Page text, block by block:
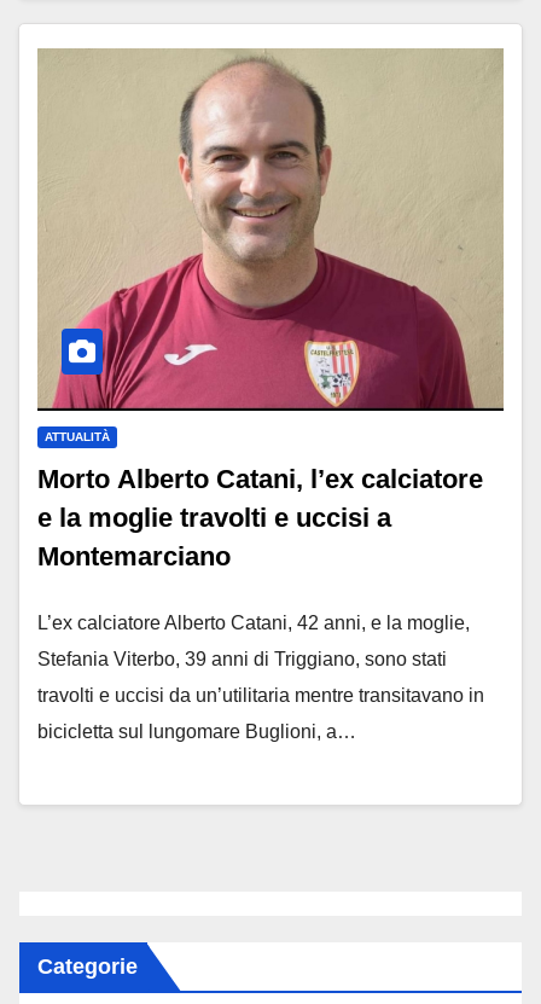
ATTUALITÀ
Morto Alberto Catani, l’ex calciatore
e la moglie travolti e uccisi a
Montemarciano
L’ex calciatore Alberto Catani, 42 anni, e la moglie,
Stefania Viterbo, 39 anni di Triggiano, sono stati
travolti e uccisi da un’utilitaria mentre transitavano in
bicicletta sul lungomare Buglioni, a…
Categorie